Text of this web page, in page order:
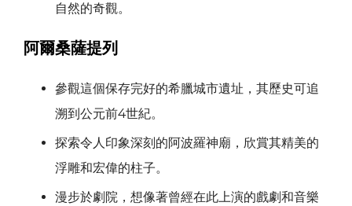
自然的奇觀。
阿爾桑薩提列
參觀這個保存完好的希臘城市遺址，其歷史可追
溯到公元前4世紀。
探索令人印象深刻的阿波羅神廟，欣賞其精美的
浮雕和宏偉的柱子。
漫步於劇院，想像著曾經在此上演的戲劇和音樂